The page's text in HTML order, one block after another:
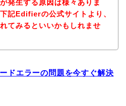
発生する原因は様々ありま
記Edifierの公式サイトより、
てみるといいかもしれませ
ドエラーの問題を今すぐ解決